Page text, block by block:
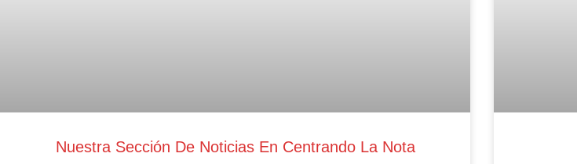
Nuestra Sección De Noticias En Centrando La Nota